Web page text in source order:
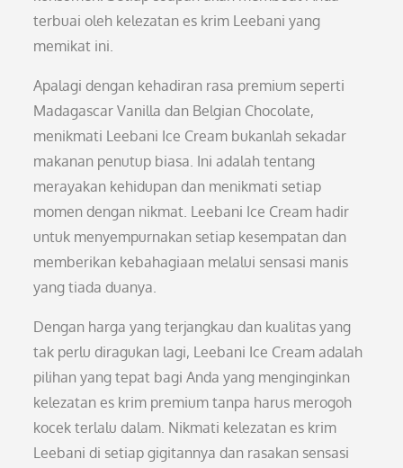
terbuai oleh kelezatan es krim Leebani yang
memikat ini.
Apalagi dengan kehadiran rasa premium seperti
Madagascar Vanilla dan Belgian Chocolate,
menikmati Leebani Ice Cream bukanlah sekadar
makanan penutup biasa. Ini adalah tentang
merayakan kehidupan dan menikmati setiap
momen dengan nikmat. Leebani Ice Cream hadir
untuk menyempurnakan setiap kesempatan dan
memberikan kebahagiaan melalui sensasi manis
yang tiada duanya.
Dengan harga yang terjangkau dan kualitas yang
tak perlu diragukan lagi, Leebani Ice Cream adalah
pilihan yang tepat bagi Anda yang menginginkan
kelezatan es krim premium tanpa harus merogoh
kocek terlalu dalam. Nikmati kelezatan es krim
Leebani di setiap gigitannya dan rasakan sensasi